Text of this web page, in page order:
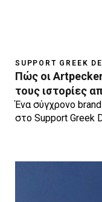
SUPPORT GREEK
Πώς οι
τους ιστορίες
Ένα σύγχρονο
στο Support Greek